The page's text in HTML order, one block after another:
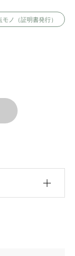
モノ（証明書発行）
要です。